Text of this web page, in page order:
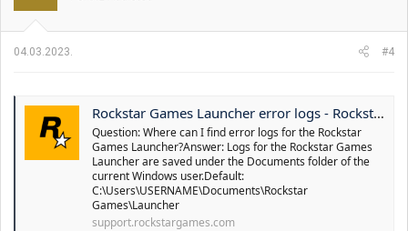
04.03.2023. #4
Rockstar Games Launcher error logs - Rockstar Games Customer Support
Question: Where can I find error logs for the Rockstar
Games Launcher?Answer: Logs for the Rockstar Games
Launcher are saved under the Documents folder of the
current Windows user.Default:
C:\Users\USERNAME\Documents\Rockstar
Games\Launcher
support.rockstargames.com